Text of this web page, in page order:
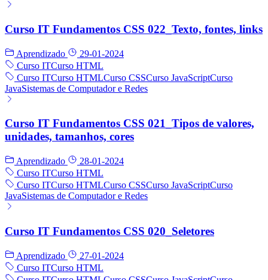
Curso IT Fundamentos CSS 022_Texto, fontes, links
Aprendizado
29-01-2024
Curso ITCurso HTML
Curso ITCurso HTMLCurso CSSCurso JavaScriptCurso
JavaSistemas de Computador e Redes
Curso IT Fundamentos CSS 021_Tipos de valores,
unidades, tamanhos, cores
Aprendizado
28-01-2024
Curso ITCurso HTML
Curso ITCurso HTMLCurso CSSCurso JavaScriptCurso
JavaSistemas de Computador e Redes
Curso IT Fundamentos CSS 020_Seletores
Aprendizado
27-01-2024
Curso ITCurso HTML